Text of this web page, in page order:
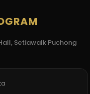
Setiawalk Puchong